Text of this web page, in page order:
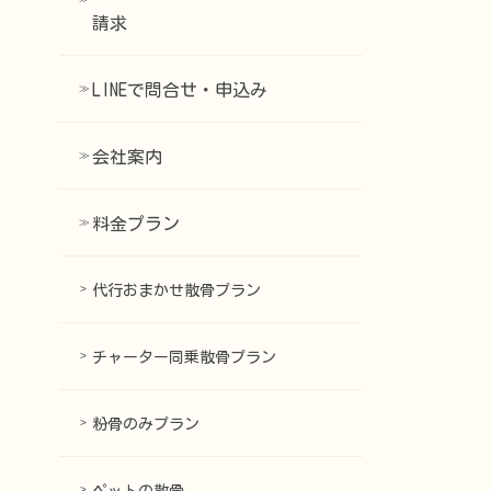
請求
LINEで問合せ・申込み
会社案内
料金プラン
代行おまかせ散骨プラン
チャーター同乗散骨プラン
粉骨のみプラン